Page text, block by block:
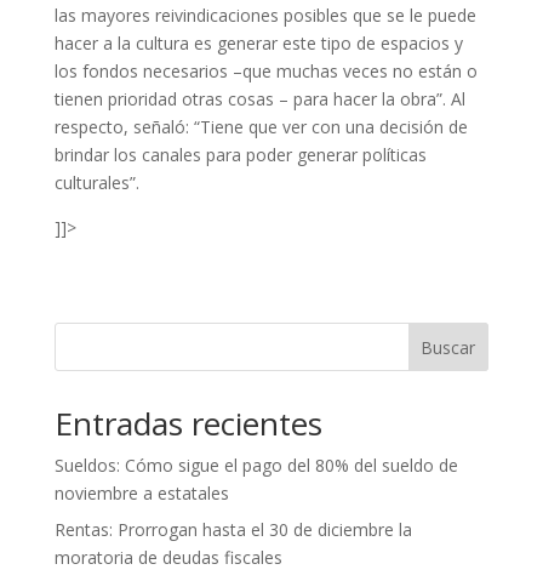
las mayores reivindicaciones posibles que se le puede
hacer a la cultura es generar este tipo de espacios y
los fondos necesarios –que muchas veces no están o
tienen prioridad otras cosas – para hacer la obra”. Al
respecto, señaló: “Tiene que ver con una decisión de
brindar los canales para poder generar políticas
culturales”.
]]>
Buscar
Entradas recientes
Sueldos: Cómo sigue el pago del 80% del sueldo de
noviembre a estatales
Rentas: Prorrogan hasta el 30 de diciembre la
moratoria de deudas fiscales